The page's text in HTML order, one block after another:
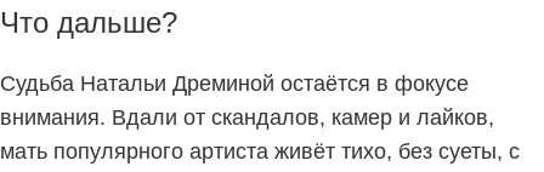
Что дальше?
Судьба Натальи Дреминой остаётся в фокусе
внимания. Вдали от скандалов, камер и лайков,
мать популярного артиста живёт тихо, без суеты, с